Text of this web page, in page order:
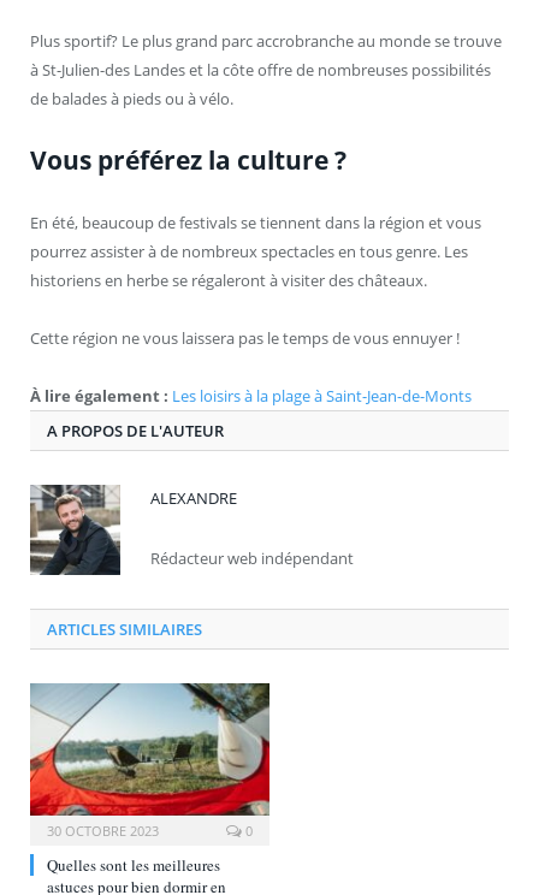
Plus sportif? Le plus grand parc accrobranche au monde se trouve
à St-Julien-des Landes et la côte offre de nombreuses possibilités
de balades à pieds ou à vélo.
Vous préférez la culture ?
En été, beaucoup de festivals se tiennent dans la région et vous
pourrez assister à de nombreux spectacles en tous genre. Les
historiens en herbe se régaleront à visiter des châteaux.
Cette région ne vous laissera pas le temps de vous ennuyer !
À lire également : Les loisirs à la plage à Saint-Jean-de-Monts
A PROPOS DE L'AUTEUR
ALEXANDRE
Rédacteur web indépendant
ARTICLES SIMILAIRES
30 OCTOBRE 2023 0
Quelles sont les meilleures
astuces pour bien dormir en